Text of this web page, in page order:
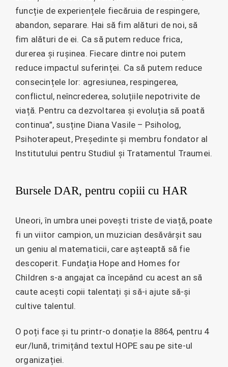
funcție de experiențele fiecăruia de respingere,
abandon, separare. Hai să fim alături de noi, să
fim alături de ei. Ca să putem reduce frica,
durerea și rușinea. Fiecare dintre noi putem
reduce impactul suferinței. Ca să putem reduce
consecințele lor: agresiunea, respingerea,
conflictul, neîncrederea, soluțiile nepotrivite de
viață. Pentru ca dezvoltarea și evoluția să poată
continua”, susține Diana Vasile – Psiholog,
Psihoterapeut, Președinte și membru fondator al
Institutului pentru Studiul și Tratamentul Traumei.
Bursele DAR, pentru copiii cu HAR
Uneori, în umbra unei povești triste de viață, poate
fi un viitor campion, un muzician desăvârșit sau
un geniu al matematicii, care așteaptă să fie
descoperit. Fundația Hope and Homes for
Children s-a angajat ca începând cu acest an să
caute acești copii talentați și să-i ajute să-și
cultive talentul.
O poți face și tu printr-o donație la 8864, pentru 4
eur/lună, trimițând textul HOPE sau pe site-ul
organizației.